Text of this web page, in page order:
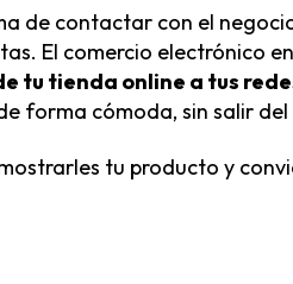
de contactar con el
El comercio electrónico
tu tienda online a tus
forma cómoda, sin salir
tu producto y